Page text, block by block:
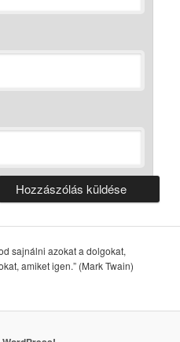
sajnálni azokat a dolgokat,
amiket igen.” (Mark Twain)